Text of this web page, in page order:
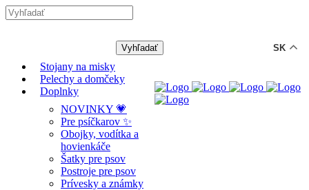
Stojany na misky
Pelechy a domčeky
Doplnky
NOVINKY 💗
Pre psíčkarov ✨
Obojky, vodítka a
hovienkáče
Šatky pre psov
Postroje pre psov
Prívesky a známky
SK
-12% ZĽAVA s kódom "LETO12" ☀️